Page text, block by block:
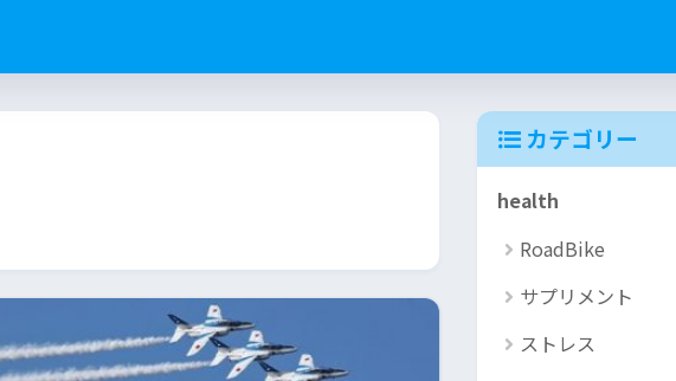
カテゴリー
health
RoadBike
サプリメント
ストレス